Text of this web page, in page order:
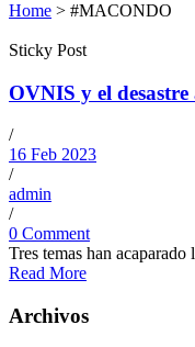
Home > #MACONDO
Sticky Post
OVNIS y el
/
16 Feb 2023
/
admin
/
0 Comment
Tres temas han
Read More
Archivos